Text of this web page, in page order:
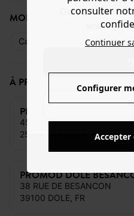
Do you want
MODE DE PAIEMENT
Carte bancaire Espèces
À PROXIMITÉ DE CE
PROMOD BESANCON
45 Grand Rue
25000 Besancon, FR
PROMOD DOLE
38 RUE DE BESANCON
39100 DOLE, FR
consulter
Continuer
Configurer
Accepter